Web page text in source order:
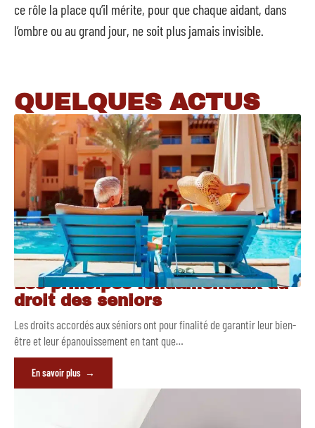
ce rôle la place qu’il mérite, pour que chaque aidant, dans
l’ombre ou au grand jour, ne soit plus jamais invisible.
QUELQUES ACTUS
Les principes fondamentaux du
droit des seniors
Les droits accordés aux séniors ont pour finalité de garantir leur bien-
être et leur épanouissement en tant que…
En savoir plus